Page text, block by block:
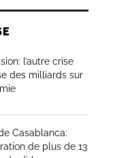
l’autre crise
des milliards sur
Casablanca:
de plus de 13